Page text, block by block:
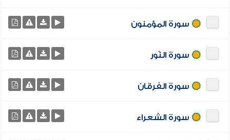
سورة المؤمنون
سورة النّور
سورة الفرقان
سورة الشعراء